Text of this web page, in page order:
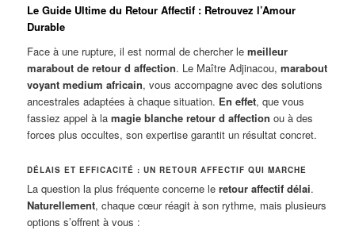
Le Guide Ultime du Retour Affectif : Retrouvez l’Amour
Durable
Face à une rupture, il est normal de chercher lemeilleur
marabout de retour d affection. Le Maître Adjinacou,marabout
voyant medium africain, vous accompagne avec des solutions
ancestrales adaptées à chaque situation. En effet, que vous
fassiez appel à lamagie blanche retour d affection ou à des
forces plus occultes, son expertise garantit un résultat concret.
DÉLAIS ET EFFICACITÉ : UN RETOUR AFFECTIF QUI MARCHE
La question la plus fréquente concerne leretour affectif délai.
Naturellement, chaque cœur réagit à son rythme, mais plusieurs
options s’offrent à vous :